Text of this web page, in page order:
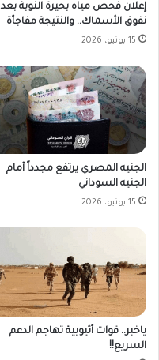
إعلان فحص مياه بحيرة النوبة بعد
نفوق الأسماك.. والنتيجة مفاجأة
15 يونيو، 2026
الجنيه المصري يرتفع مجدداً أمام
الجنيه السوداني
15 يونيو، 2026
ياخبر.. قوات أثيوبية تهاجم الدعم
السريع!!